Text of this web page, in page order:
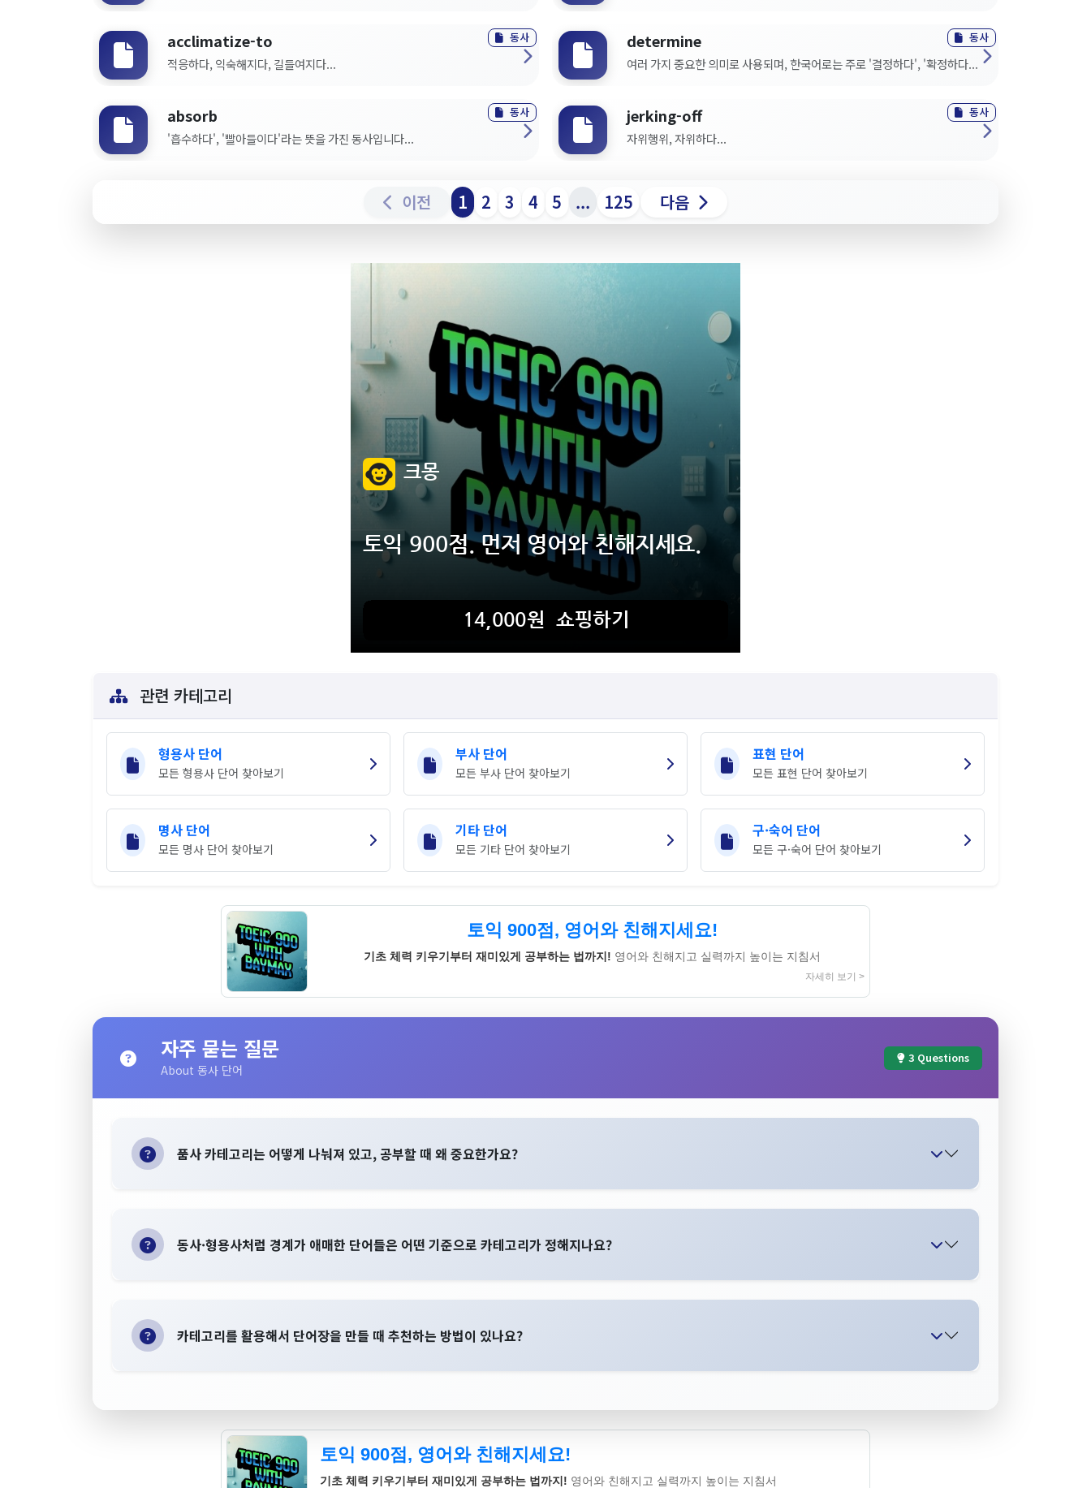
acclimatize-to
적응하다, 익숙해지다, 길들여지다...
동사 determine
여러 가지 중요한 의미로 사용되며, 한국어로는 주로 '결정하다', '확정하다...
동사
absorb
'흡수하다', '빨아들이다'라는 뜻을 가진 동사입니다...
동사 jerking-off
자위행위, 자위하다...
동사
이전 1 2 3 4 5 ... 125 다음
관련 카테고리
형용사 단어
모든 형용사 단어 찾아보기
부사 단어
모든 부사 단어 찾아보기
표현 단어
모든 표현 단어 찾아보기
명사 단어
모든 명사 단어 찾아보기
기타 단어
모든 기타 단어 찾아보기
구·숙어 단어
모든 구·숙어 단어 찾아보기
토익 900점, 영어와 친해지세요!
기초 체력 키우기부터 재미있게 공부하는 법까지! 영어와 친해지고 실력까지 높이는 지침서
자세히 보기 >
자주 묻는 질문
About 동사 단어
3 Questions
품사 카테고리는 어떻게 나눠져 있고, 공부할 때 왜 중요한가요?
동사·형용사처럼 경계가 애매한 단어들은 어떤 기준으로 카테고리가 정해지나요?
카테고리를 활용해서 단어장을 만들 때 추천하는 방법이 있나요?
토익 900점, 영어와 친해지세요!
기초 체력 키우기부터 재미있게 공부하는 법까지! 영어와 친해지고 실력까지 높이는 지침서